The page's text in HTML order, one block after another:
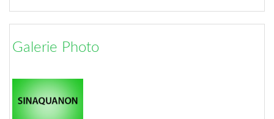
Galerie Photo